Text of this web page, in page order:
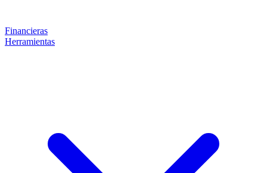
Financieras
Herramientas